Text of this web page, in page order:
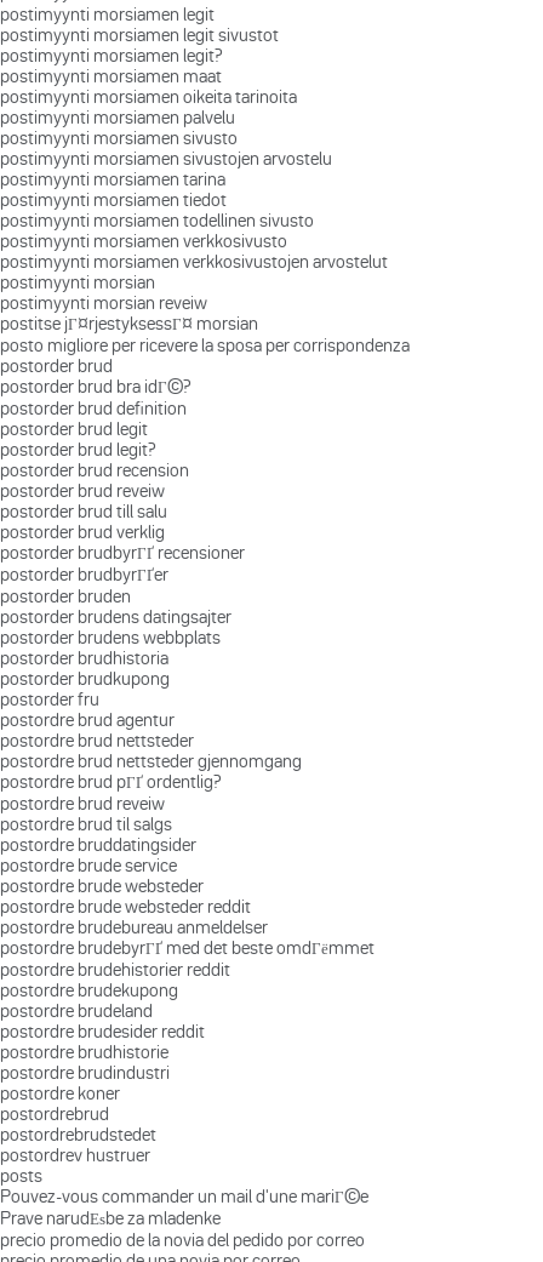
postimyynti morsiamen legit
postimyynti morsiamen legit sivustot
postimyynti morsiamen legit?
postimyynti morsiamen maat
postimyynti morsiamen oikeita tarinoita
postimyynti morsiamen palvelu
postimyynti morsiamen sivusto
postimyynti morsiamen sivustojen arvostelu
postimyynti morsiamen tarina
postimyynti morsiamen tiedot
postimyynti morsiamen todellinen sivusto
postimyynti morsiamen verkkosivusto
postimyynti morsiamen verkkosivustojen arvostelut
postimyynti morsian
postimyynti morsian reveiw
postitse jГ¤rjestyksessГ¤ morsian
posto migliore per ricevere la sposa per corrispondenza
postorder brud
postorder brud bra idГ©?
postorder brud definition
postorder brud legit
postorder brud legit?
postorder brud recension
postorder brud reveiw
postorder brud till salu
postorder brud verklig
postorder brudbyrГҐ recensioner
postorder brudbyrГҐer
postorder bruden
postorder brudens datingsajter
postorder brudens webbplats
postorder brudhistoria
postorder brudkupong
postorder fru
postordre brud agentur
postordre brud nettsteder
postordre brud nettsteder gjennomgang
postordre brud pГҐ ordentlig?
postordre brud reveiw
postordre brud til salgs
postordre bruddatingsider
postordre brude service
postordre brude websteder
postordre brude websteder reddit
postordre brudebureau anmeldelser
postordre brudebyrГҐ med det beste omdГёmmet
postordre brudehistorier reddit
postordre brudekupong
postordre brudeland
postordre brudesider reddit
postordre brudhistorie
postordre brudindustri
postordre koner
postordrebrud
postordrebrudstedet
postordrev hustruer
posts
Pouvez-vous commander un mail d'une mariГ©e
Prave narudЕѕbe za mladenke
precio promedio de la novia del pedido por correo